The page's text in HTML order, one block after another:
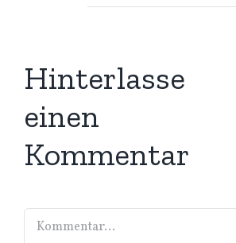
Hinterlasse
einen
Kommentar
Kommentar